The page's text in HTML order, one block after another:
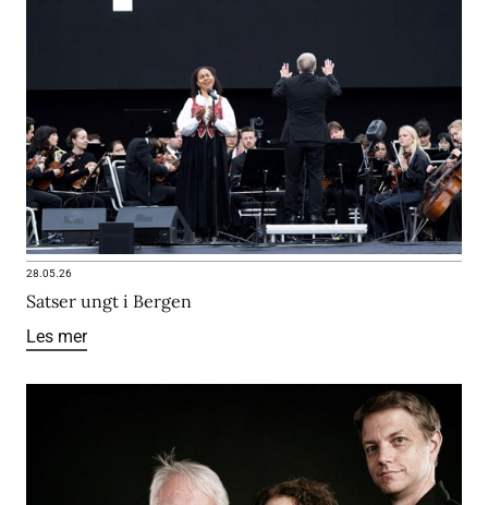
28.05.26
Satser ungt i Bergen
Les mer